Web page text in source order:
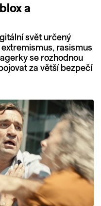
a
svět určený
rasismus
se rozhodnou
za větší bezpečí